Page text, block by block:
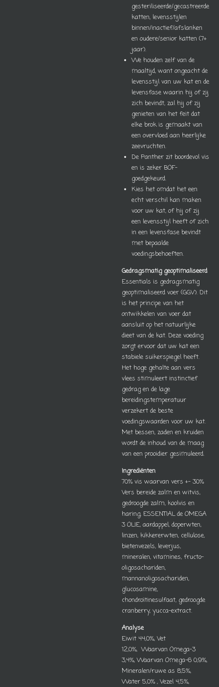
gesteriliseerde/gecastreerde
katten, levensstijlen
binnen/inactief/afslanken
en oudere/senior katten (7+
jaar).
We houden zelf van de
maaltijd, want ongeacht de
levensstijl van uw kat en de
levensfase waarin hij of zij
zich bevindt, zal hij of zij
genieten van het feit dat
elke brok is gemaakt van
een overvloed aan heerlijke
zeevruchten.
De Panther zit boordevol vis
en is zeker BOF-
goedgekeurd.
Kies het omdat het een
echt verschil kan maken
voor uw kat, of hij of zij
een levensstijl heeft of zich
in een levensfase bevindt
met bepaalde
voedingsbehoeften.
Gedragsmatig geoptimaliseerd
Essentials is gedragsmatig
geoptimaliseerd voer (GGV). Dit
is het principe van het
ontwikkelen van voer dat
aansluit op het natuurlijke
dieet van de kat. Deze voeding
zorgt ervoor dat uw kat een
stabiele suikerspiegel heeft.
Het hoge gehalte aan vers
vlees stimuleert instinctief
gedrag en de lage
bereidingstemperatuur
verzekert de beste
voedingswaarden voor uw kat.
Met bessen, zaden en kruiden
wordt de inhoud van de maag
van een prooidier gesimuleerd.
Ingrediënten
70% vis waarvan vers +- 30%
Vers bereide zalm en witvis,
gedroogde zalm, koolvis en
haring, ESSENTIAL de OMEGA
3 OLIE, aardappel, doperwten,
linzen, kikkererwten, cellulose,
bietenvezels, leverjus,
mineralen, vitamines, fructo-
oligosachariden,
mannanoligosachariden,
glucosamine,
chondroïtinesulfaat, gedroogde
cranberry, yucca-extract.
Analyse
Eiwit 44,0%, Vet
12,0%, Waarvan Omega-3
3,4%, Waarvan Omega-6 0,9%,
Mineralen/ruwe as 8,5%,
Water 5,0% , Vezel 4,5%,